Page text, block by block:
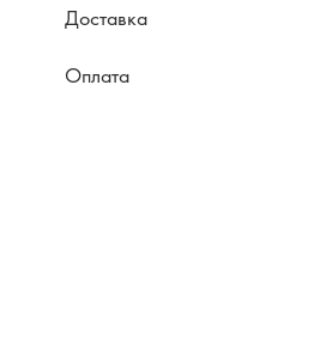
Доставка
Оплата